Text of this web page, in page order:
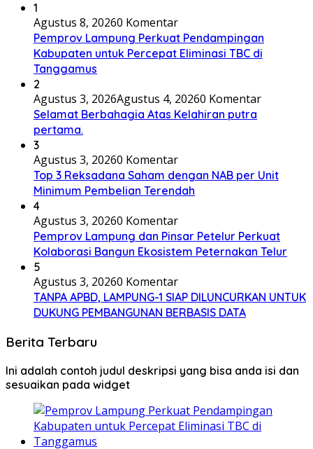
1
Agustus 8, 20260 Komentar
Pemprov Lampung Perkuat Pendampingan
Kabupaten untuk Percepat Eliminasi TBC di
Tanggamus
2
Agustus 3, 2026Agustus 4, 20260 Komentar
Selamat Berbahagia Atas Kelahiran putra
pertama.
3
Agustus 3, 20260 Komentar
Top 3 Reksadana Saham dengan NAB per Unit
Minimum Pembelian Terendah
4
Agustus 3, 20260 Komentar
Pemprov Lampung dan Pinsar Petelur Perkuat
Kolaborasi Bangun Ekosistem Peternakan Telur
5
Agustus 3, 20260 Komentar
TANPA APBD, LAMPUNG-1 SIAP DILUNCURKAN UNTUK
DUKUNG PEMBANGUNAN BERBASIS DATA
Berita Terbaru
Ini adalah contoh judul deskripsi yang bisa anda isi dan
sesuaikan pada widget